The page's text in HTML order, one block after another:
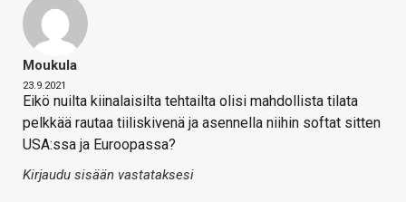
Moukula
23.9.2021
Eikö nuilta kiinalaisilta tehtailta olisi mahdollista tilata
pelkkää rautaa tiiliskivenä ja asennella niihin softat sitten
USA:ssa ja Euroopassa?
Kirjaudu sisään vastataksesi